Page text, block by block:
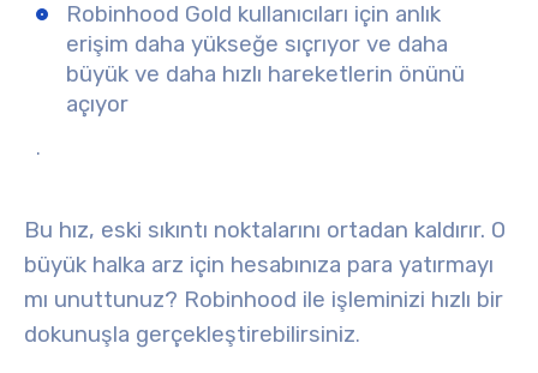
Robinhood Gold kullanıcıları için anlık
erişim daha yükseğe sıçrıyor ve daha
büyük ve daha hızlı hareketlerin önünü
açıyor
.
Bu hız, eski sıkıntı noktalarını ortadan kaldırır. O
büyük halka arz için hesabınıza para yatırmayı
mı unuttunuz? Robinhood ile işleminizi hızlı bir
dokunuşla gerçekleştirebilirsiniz.